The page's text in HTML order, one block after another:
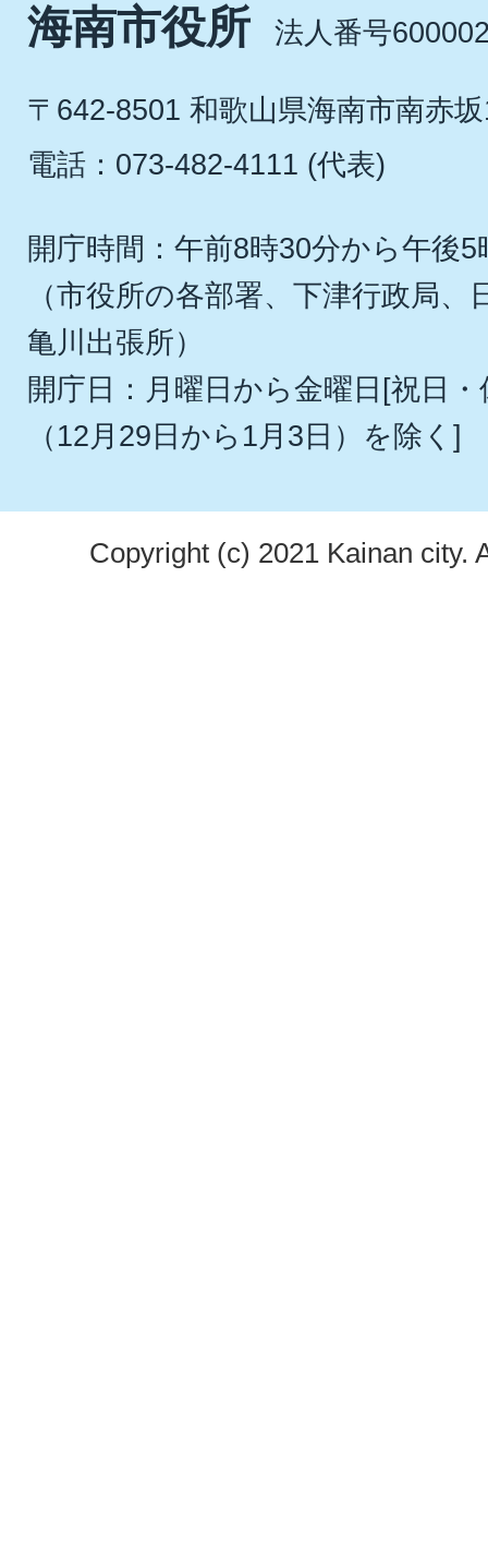
海南市役所 法人番号
〒642-8501 和歌山県海南市南赤
電話：073-482-4111 (代表)
開庁時間：午前8時30分から午後5
（市役所の各部署、下津行政局
亀川出張所）
開庁日：月曜日から金曜日[祝日
（12月29日から1月3日）を除く]
Copyright (c) 2021 Kainan city.